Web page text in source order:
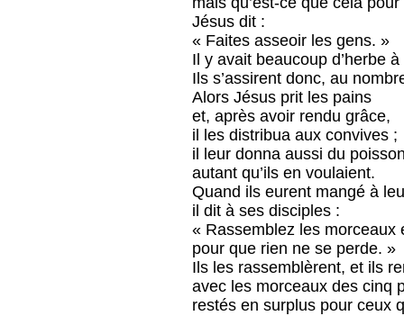
Jésus dit :
« Faites asseoir les gens. »
Il y avait beaucoup d’herbe
Ils s’assirent donc, au
Alors Jésus prit les pains
et, après avoir rendu grâce,
il les distribua aux convives ;
il leur donna aussi du
autant qu’ils en voulaient.
Quand ils eurent mangé à
il dit à ses disciples :
« Rassemblez les morceaux
pour que rien ne se perde. »
Ils les rassemblèrent, et ils
avec les morceaux des cinq
restés en surplus pour ceux